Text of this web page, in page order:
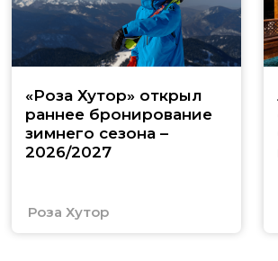
«Роза Хутор» открыл
раннее бронирование
зимнего сезона –
2026/2027
Роза Хутор